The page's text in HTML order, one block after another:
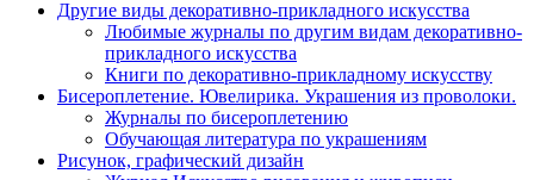
Другие виды декоративно-прикладного искусства
Любимые журналы по другим видам декоративно-
прикладного искусства
Книги по декоративно-прикладному искусству
Бисероплетение. Ювелирика. Украшения из проволоки.
Журналы по бисероплетению
Обучающая литература по украшениям
Рисунок, графический дизайн